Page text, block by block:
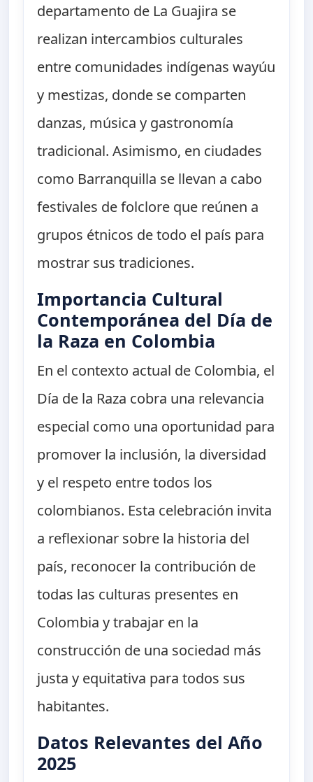
departamento de La Guajira se
realizan intercambios culturales
entre comunidades indígenas wayúu
y mestizas, donde se comparten
danzas, música y gastronomía
tradicional. Asimismo, en ciudades
como Barranquilla se llevan a cabo
festivales de folclore que reúnen a
grupos étnicos de todo el país para
mostrar sus tradiciones.
Importancia Cultural
Contemporánea del Día de
la Raza en Colombia
En el contexto actual de Colombia, el
Día de la Raza cobra una relevancia
especial como una oportunidad para
promover la inclusión, la diversidad
y el respeto entre todos los
colombianos. Esta celebración invita
a reflexionar sobre la historia del
país, reconocer la contribución de
todas las culturas presentes en
Colombia y trabajar en la
construcción de una sociedad más
justa y equitativa para todos sus
habitantes.
Datos Relevantes del Año
2025